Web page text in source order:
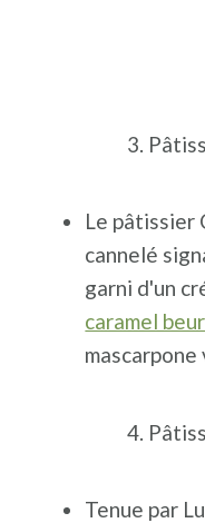
Le pâtissier
cannelé
garni d'un
caramel
Tenue par